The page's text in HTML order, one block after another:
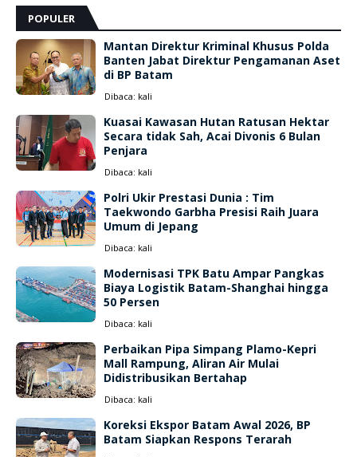
POPULER
Mantan Direktur Kriminal Khusus Polda
Banten Jabat Direktur Pengamanan Aset
di BP Batam
Dibaca: kali
Kuasai Kawasan Hutan Ratusan Hektar
Secara tidak Sah, Acai Divonis 6 Bulan
Penjara
Dibaca: kali
Polri Ukir Prestasi Dunia : Tim
Taekwondo Garbha Presisi Raih Juara
Umum di Jepang
Dibaca: kali
Modernisasi TPK Batu Ampar Pangkas
Biaya Logistik Batam-Shanghai hingga
50 Persen
Dibaca: kali
Perbaikan Pipa Simpang Plamo-Kepri
Mall Rampung, Aliran Air Mulai
Didistribusikan Bertahap
Dibaca: kali
Koreksi Ekspor Batam Awal 2026, BP
Batam Siapkan Respons Terarah